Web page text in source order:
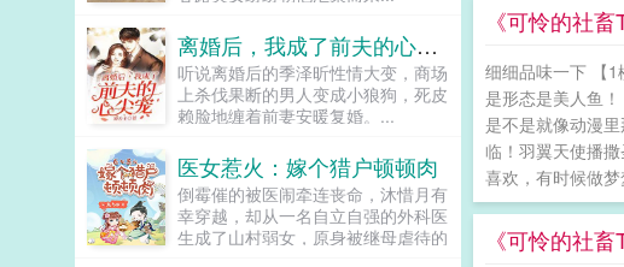
《可怜的社
细细品味一下 【
是形态是美人鱼
是不是就像动漫
临！羽翼天使播
喜欢，有时候做
《可怜的社
离婚后，我成了前夫的心尖宠
听说离婚后的季泽昕性情大变，商场
上杀伐果断的男人变成小狼狗，死皮
赖脸地缠着前妻安暖复婚。...
医女惹火：嫁个猎户顿顿肉
倒霉催的被医闹牵连丧命，沐惜月有
幸穿越，却从一名自立自强的外科医
生成了山村弱女，原身被继母虐待的